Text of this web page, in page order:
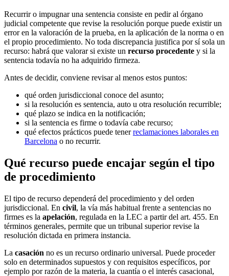
Recurrir o impugnar una sentencia consiste en pedir al órgano
judicial competente que revise la resolución porque puede existir un
error en la valoración de la prueba, en la aplicación de la norma o en
el propio procedimiento. No toda discrepancia justifica por sí sola un
recurso: habrá que valorar si existe un recurso procedente y si la
sentencia todavía no ha adquirido firmeza.
Antes de decidir, conviene revisar al menos estos puntos:
qué orden jurisdiccional conoce del asunto;
si la resolución es sentencia, auto u otra resolución recurrible;
qué plazo se indica en la notificación;
si la sentencia es firme o todavía cabe recurso;
qué efectos prácticos puede tenerreclamaciones laborales en
Barcelona o no recurrir.
Qué recurso puede encajar según el tipo
de procedimiento
El tipo de recurso dependerá del procedimiento y del orden
jurisdiccional. En civil, la vía más habitual frente a sentencias no
firmes es la apelación, regulada en la LEC a partir del art. 455. En
términos generales, permite que un tribunal superior revise la
resolución dictada en primera instancia.
La casación no es un recurso ordinario universal. Puede proceder
solo en determinados supuestos y con requisitos específicos, por
ejemplo por razón de la materia, la cuantía o el interés casacional,